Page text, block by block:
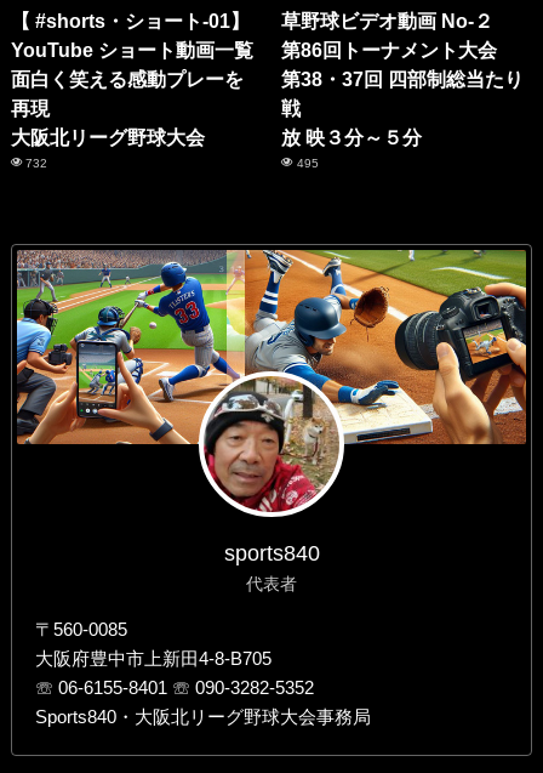
【 #shorts・ショート-01】
YouTube ショート動画一覧
面白く笑える感動プレーを
再現
大阪北リーグ野球大会
732
草野球ビデオ動画 No-２
第86回トーナメント大会
第38・37回 四部制総当たり
戦
放 映３分～５分
495
sports840
代表者
〒560-0085
大阪府豊中市上新田4-8-B705
☏ 06-6155-8401 ☏ 090-3282-5352
Sports840・大阪北リーグ野球大会事務局